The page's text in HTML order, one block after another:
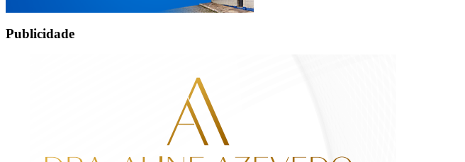
Publicidade